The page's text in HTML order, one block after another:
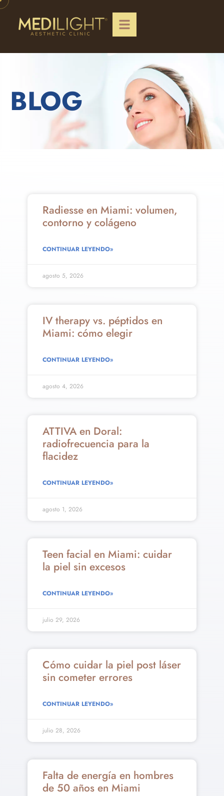
BLOG
Radiesse en Miami: volumen,
contorno y colágeno
CONTINUAR LEYENDO»
agosto 5, 2026
IV therapy vs. péptidos en
Miami: cómo elegir
CONTINUAR LEYENDO»
agosto 4, 2026
ATTIVA en Doral:
radiofrecuencia para la
flacidez
CONTINUAR LEYENDO»
agosto 1, 2026
Teen facial en Miami: cuidar
la piel sin excesos
CONTINUAR LEYENDO»
julio 29, 2026
Cómo cuidar la piel post láser
sin cometer errores
CONTINUAR LEYENDO»
julio 28, 2026
Falta de energía en hombres
de 50 años en Miami